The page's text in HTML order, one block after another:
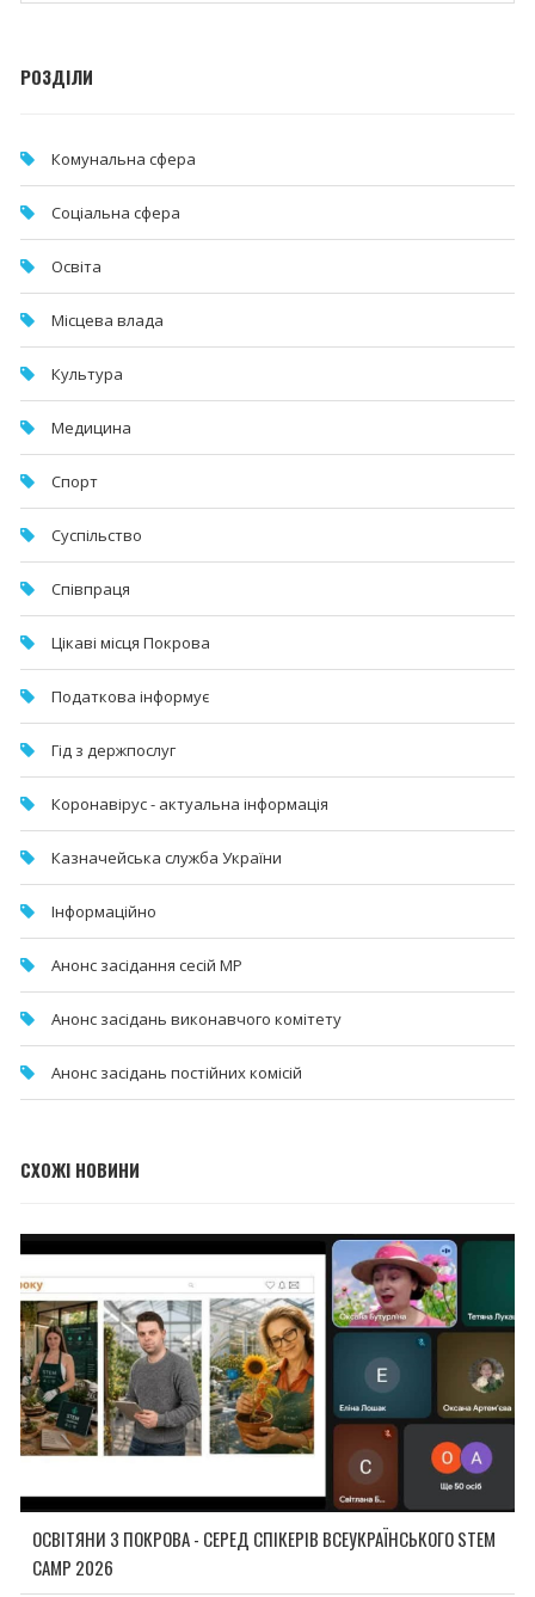
РОЗДІЛИ
Комунальна cфера
Соціальна сфера
Освіта
Місцева влада
Культура
Медицина
Спорт
Суспільство
Співпраця
Цікаві місця Покрова
Податкова інформує
Гід з держпослуг
Коронавірус - актуальна інформація
Казначейська служба України
Інформаційно
Анонс засідання сесій МР
Анонс засідань виконавчого комітету
Анонс засідань постійних комісій
СХОЖІ НОВИНИ
ОСВІТЯНИ З ПОКРОВА - СЕРЕД СПІКЕРІВ ВСЕУКРАЇНСЬКОГО STEM
CAMP 2026